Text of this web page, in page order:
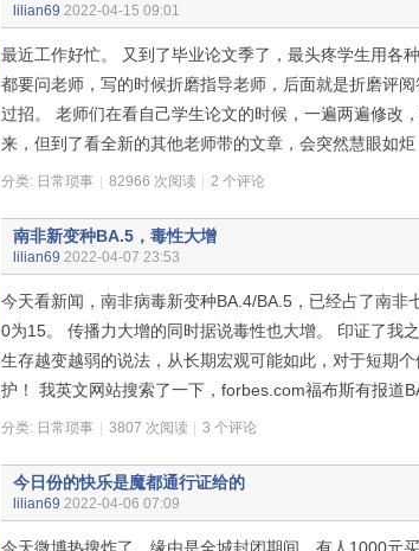
lilian69 2022-04-15 09:01
最近工作好忙。 又到了毕业论文季了，最头疼学生用各
都要问老师，写的时候折磨指导老师，后面就是折磨评
过招。 老师们在看自己学生论文的时候，一遍两遍修改
来，但到了看全新的其他老师带的文章，会突然慧眼如炬
分类: 日常琐事 82966 次阅读 2 个评论
南非新变种BA.5，毒性大增
lilian69 2022-04-07 23:53
今天看新闻，南非病毒新变种BA.4/BA.5，已经占了南非
0为15。 传播力大增的同时据说毒性也大增。 印证了我
生存越变越弱的说法，从长期宏观可能如此，对于短期
护！ 我英文网站搜索了一下，forbes.com福布斯有报道
分类: 日常琐事 3807 次阅读 3 个评论
今日份的快乐是魔都通行证给的
lilian69 2022-04-06 07:09